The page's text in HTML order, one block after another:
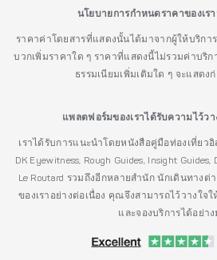
นโยบายการกำหนดราคาของเร
ราคาค่าโดยสารที่แสดงนั้นได้มาจากผู้ให้บริกา
บวกเพิ่มราคาใด ๆ ราคาที่แสดงนี้ไม่รวมค่าบริก
ธรรมเนียมเพิ่มเติมใด ๆ จะแสดง
แพลตฟอร์มของเราได้รับความไว้ว
เราได้รับการแนะนำโดยหนังสือคู่มือท่องเที่ยวอิ
DK Eyewitness, Rough Guides, Insight
Le Routard รวมถึงอีกหลายสำนัก นักเดินทาง
ของเราอย่างต่อเนื่อง คุณจึงสามารถไว้วางใจ
และจองบริการได้อย่าง